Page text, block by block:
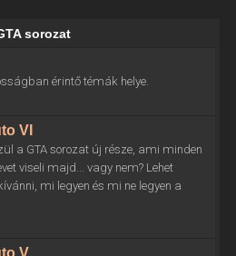
sorozat
érintő témák helye.
VI
a GTA sorozat új része, ami minden
viseli majd... vagy nem? Lehet
mi legyen és mi ne legyen a
V